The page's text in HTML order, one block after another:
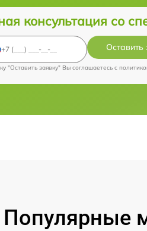
консультация со
Оставить
"Оставить заявку" Вы соглашаетесь c
Популярные